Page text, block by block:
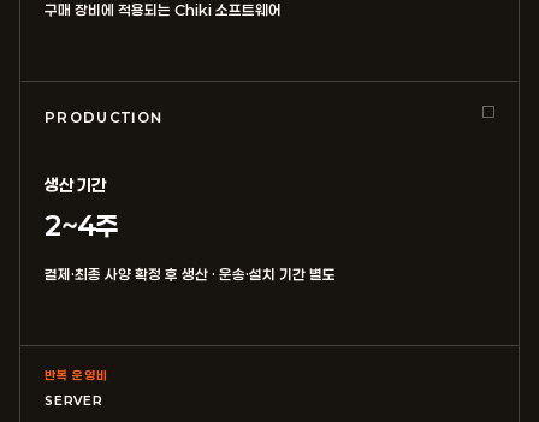
구매 장비에 적용되는 Chiki 소프트웨어
PRODUCTION
생산 기간
2~4주
결제·최종 사양 확정 후 생산 · 운송·설치 기간 별도
반복 운영비
SERVER